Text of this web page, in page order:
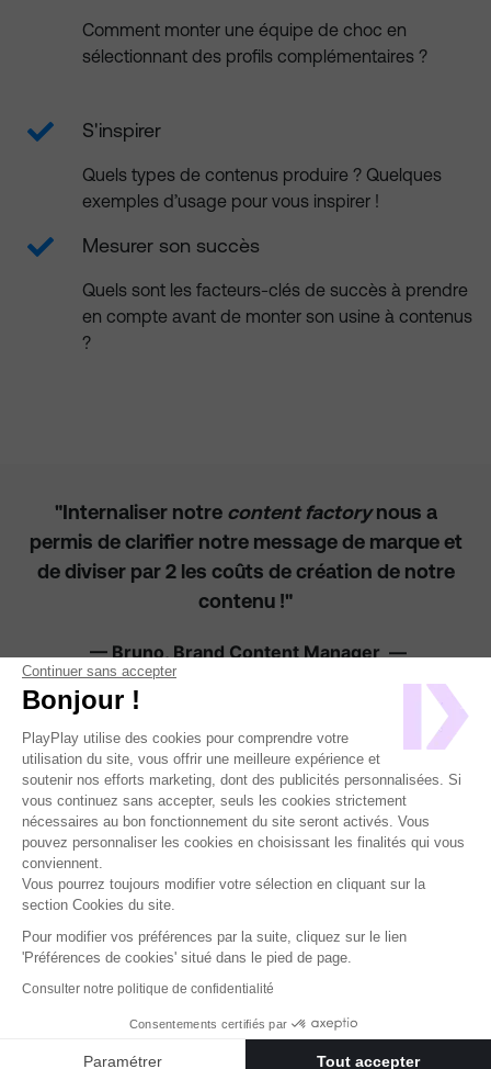
Continuer sans accepter
Bonjour !
PlayPlay utilise des cookies pour comprendre votre
utilisation du site, vous offrir une meilleure expérience et
soutenir nos efforts marketing, dont des publicités personnalisées. Si
vous continuez sans accepter, seuls les cookies strictement
nécessaires au bon fonctionnement du site seront activés. Vous
pouvez personnaliser les cookies en choisissant les finalités qui vous
conviennent.
Vous pourrez toujours modifier votre sélection en cliquant sur la
section Cookies du site.
Pour modifier vos préférences par la suite, cliquez sur le lien
'Préférences de cookies' situé dans le pied de page.
Consulter notre politique de confidentialité
Consentements certifiés par
Paramétrer Tout accepter
Comment monter une équipe de choc en
sélectionnant des profils complémentaires ?
S'inspirer
Quels types de contenus produire ? Quelques
exemples d’usage pour vous inspirer !
Mesurer son succès
Quels sont les facteurs-clés de succès à prendre
en compte avant de monter son usine à contenus
?
"Internaliser notre content factorynous a
permis de clarifier notre message de marque et
de diviser par 2 les coûts de création de notre
contenu !"
—Bruno, Brand Content Manager —
Téléchargez ce guide
Et faites de votre entreprise une véritable machine à
contenu !
Cliquez ici pour demander le guide
© 2021 PlayPlay. Tous droits réservés.